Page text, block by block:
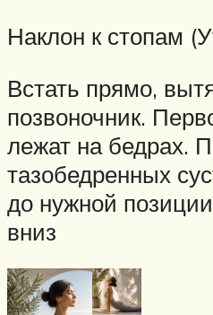
Наклон к стопам
Встать прямо,
позвоночник.
лежат на бедрах.
тазобедренных
до нужной
вниз